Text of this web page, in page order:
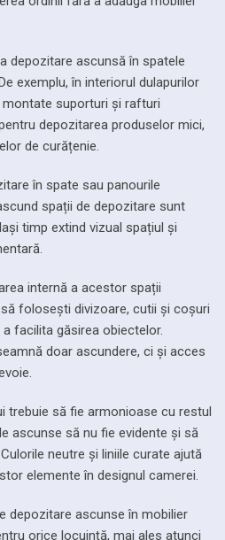
depozitare ascunsă în spatele
exemplu, în interiorul dulapurilor
suporturi și rafturi
depozitarea produselor mici,
de curățenie.
în spate sau panourile
spații de depozitare sunt
timp extind vizual spațiul și
internă a acestor spații
folosești divizoare, cutii și coșuri
facilita găsirea obiectelor.
doar ascundere, ci și acces
trebuie să fie armonioase cu restul
ascunse să nu fie evidente și să
neutre și liniile curate ajută
elemente în designul camerei.
depozitare ascunse în mobilier
orice locuință, mai ales atunci